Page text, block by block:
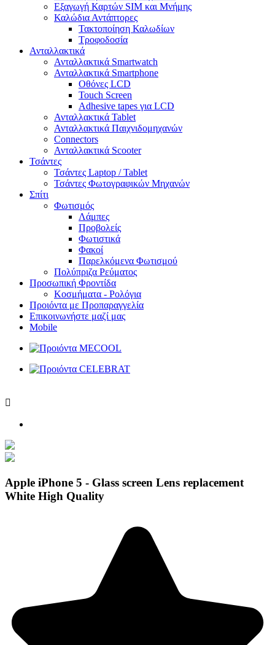
Εξαγωγή Καρτών SIM και Μνήμης
Καλώδια Αντάπτορες
Τακτοποίηση Καλωδίων
Τροφοδοσία
Ανταλλακτικά
Ανταλλακτικά Smartwatch
Ανταλλακτικά Smartphone
Οθόνες LCD
Touch Screen
Adhesive tapes για LCD
Ανταλλακτικά Tablet
Ανταλλακτικά Παιχνιδομηχανών
Connectors
Ανταλλακτικά Scooter
Τσάντες
Τσάντες Laptop / Tablet
Τσάντες Φωτoγραφικών Μηχανών
Σπίτι
Φωτισμός
Λάμπες
Προβολείς
Φωτιστικά
Φακοί
Παρελκόμενα Φωτισμού
Πολύπριζα Ρεύματος
Προσωπική Φροντίδα
Κοσμήματα - Ρολόγια
Προιόντα με Προπαραγγελία
Επικοινωνήστε μαζί μας
Mobile

Apple iPhone 5 - Glass screen Lens replacement
White High Quality